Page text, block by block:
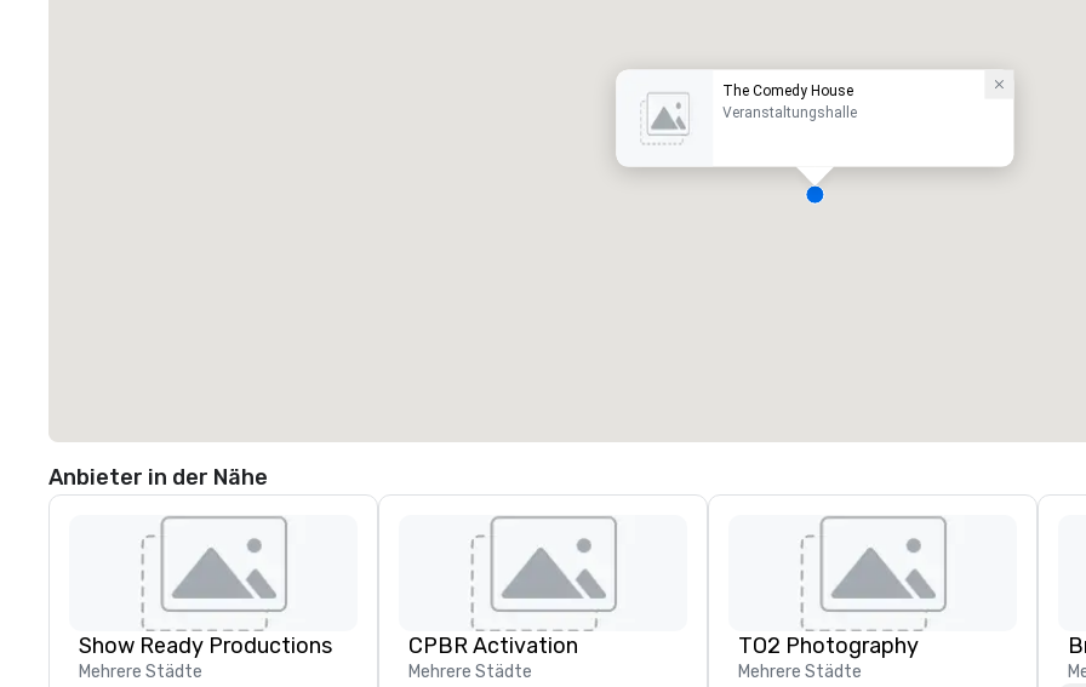
The Comedy House
Veranstaltungshalle
Anbieter in der Nähe
Show Ready Productions
Mehrere Städte
CPBR Activation
Mehrere Städte
TO2 Photography
Mehrere Städte